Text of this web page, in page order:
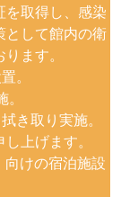
を取得し、感染
として館内の衛
ます。
。
き取り実施。
上げます。
けの宿泊施設